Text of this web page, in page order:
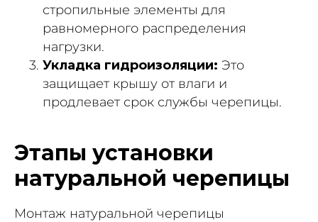
стропильные элементы для
равномерного распределения
нагрузки.
Укладка гидроизоляции: Это
защищает крышу от влаги и
продлевает срок службы черепицы.
Этапы установки
натуральной черепицы
Монтаж натуральной черепицы